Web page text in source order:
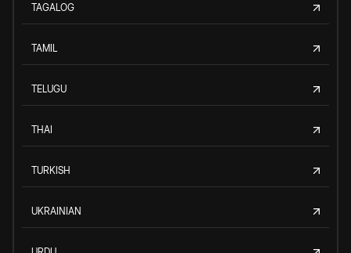
TAGALOG
TAMIL
TELUGU
THAI
TURKISH
UKRAINIAN